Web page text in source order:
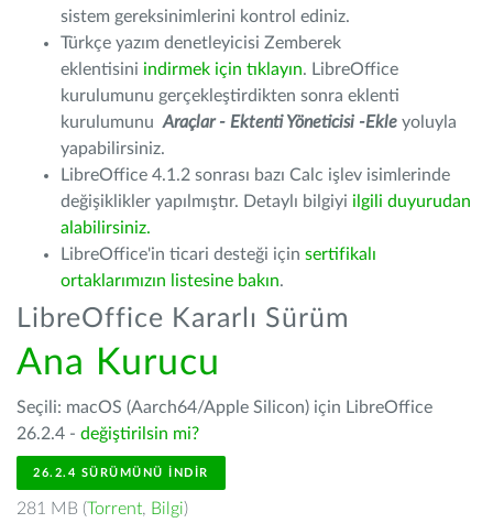
sistem gereksinimlerini kontrol ediniz.
Türkçe yazım denetleyicisi Zemberek
eklentisini indirmek için tıklayın. LibreOffice
kurulumunu gerçekleştirdikten sonra eklenti
kurulumunu Araçlar - Ektenti Yöneticisi -Ekle yoluyla
yapabilirsiniz.
LibreOffice 4.1.2 sonrası bazı Calc işlev isimlerinde
değişiklikler yapılmıştır. Detaylı bilgiyi ilgili duyurudan
alabilirsiniz.
LibreOffice'in ticari desteği için sertifikalı
ortaklarımızın listesine bakın.
LibreOffice Kararlı Sürüm
Ana Kurucu
Seçili: macOS (Aarch64/Apple Silicon) için LibreOffice
26.2.4 - değiştirilsin mi?
26.2.4 SÜRÜMÜNÜ İNDIR
281 MB (Torrent, Bilgi)